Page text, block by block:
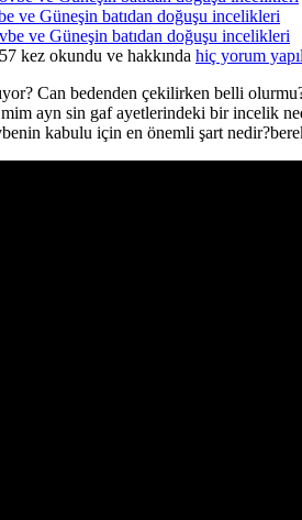
ve Güneşin batıdan doğuşu incelikleri
ve Güneşin batıdan doğuşu incelikleri
kez okundu ve hakkında hiç yorum
Can bedenden çekilirken belli
ayn sin gaf ayetlerindeki bir incelik
kabulu için en önemli şart